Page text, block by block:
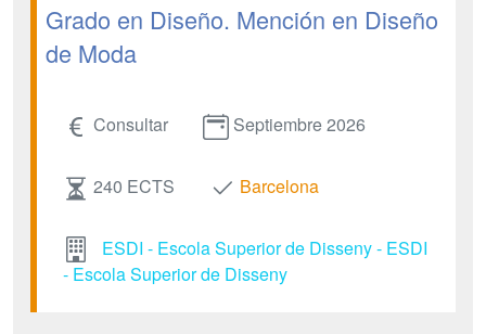
Grado en Diseño. Mención en Diseño
de Moda
Consultar Septiembre 2026
240 ECTS Barcelona
ESDI - Escola Superior de Disseny - ESDI
- Escola Superior de Disseny